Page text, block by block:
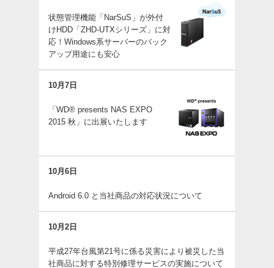
状態管理機能「NarSuS」が外付
けHDD「ZHD-UTXシリーズ」に対
応！Windows系サーバーのバック
アップ用途にも安心
10月7日
「WD® presents NAS EXPO
2015 秋」に出展いたします
10月6日
Android 6.0 と当社商品の対応状況について
10月2日
平成27年台風第21号に係る災害により被災した当
社商品に対する特別修理サービスの実施について